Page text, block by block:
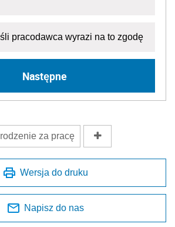
pracodawca wyrazi na to zgodę
Następne
za pracę
Wersja do druku
Napisz do nas